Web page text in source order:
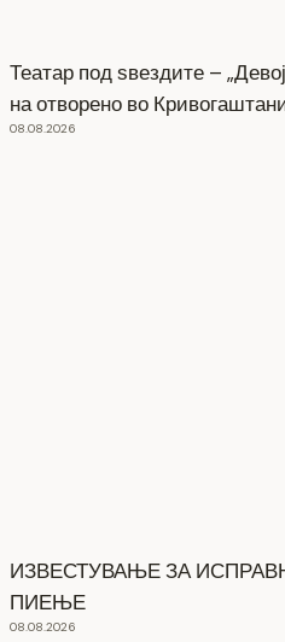
Театар под ѕвездите –
на отворено во
08.08.2026
ИЗВЕСТУВАЊЕ ЗА
ПИЕЊЕ
08.08.2026